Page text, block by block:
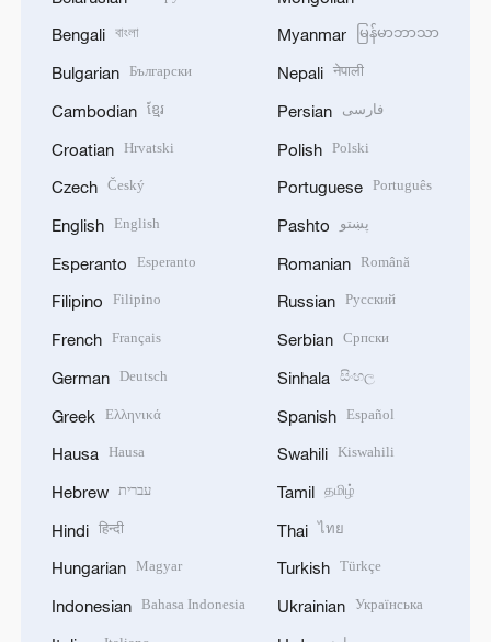
Bengali বাংলা
Bulgarian Български
Cambodian ខ្មែរ
Croatian Hrvatski
Czech Český
English English
Esperanto Esperanto
Filipino Filipino
French Français
German Deutsch
Greek Ελληνικά
Hausa Hausa
Hebrew עברית
Hindi हिन्दी
Hungarian Magyar
Indonesian Bahasa Indonesia
Myanmar မြန်မာဘာသာ
Nepali नेपाली
Persian فارسی
Polish Polski
Portuguese Português
Pashto پښتو
Romanian Română
Russian Русский
Serbian Српски
Sinhala සිංහල
Spanish Español
Swahili Kiswahili
Tamil தமிழ்
Thai ไทย
Turkish Türkçe
Ukrainian Українська